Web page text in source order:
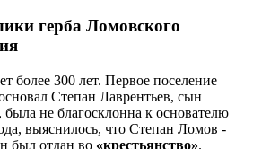
герба Ломовского
более 300 лет. Первое поселение
Степан Лаврентьев, сын
не благосклонна к основателю
выяснилось, что Степан Ломов -
был отдан во «крестьянство».